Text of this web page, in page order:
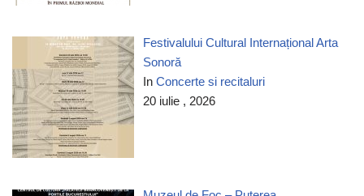
Festivalului Cultural Internațional Arta
Sonoră
InConcerte si recitaluri
20 iulie , 2026